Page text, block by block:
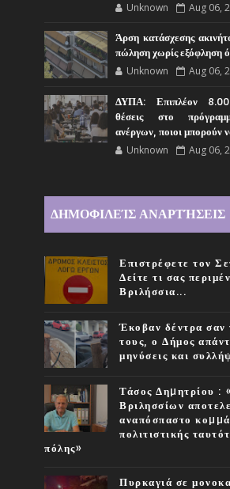
Unknown Aug 06,
Άρση κατάσχεσης
πώληση χωρίς εξόφληση
Unknown Aug 06,
ΔΥΠΑ: Επιπλέον
θέσεις στο
ανέργων, ποιοι μπορούν
Unknown Aug 06,
ΔΗΜΟΦΙΛΕΊΣ ΑΝΑΡΤΉΣΕΙΣ
Επιστρέφετε τον
Δείτε τι σας
Βριλήσσια...
Έκοβαν δέντρα σαν
τους, ο Δήμος
μηνύσεις και
Τάσος Δηµητρίου :
Βριλησσίων
αναπόσπαστο
πολιτιστικής
πόλης»
Πυρκαγιά σε